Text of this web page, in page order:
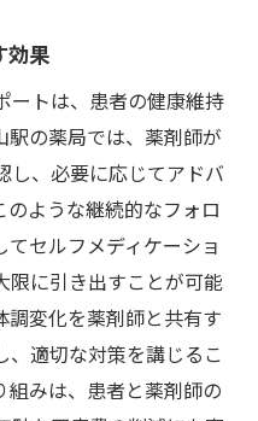
効果
ートは、患者の健康維持
駅の薬局では、薬剤師が
し、必要に応じてアドバ
ような継続的なフォロ
セルフメディケーショ
限に引き出すことが可能
調変化を薬剤師と共有す
、適切な対策を講じるこ
組みは、患者と薬剤師の